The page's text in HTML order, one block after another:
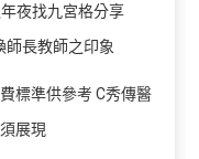
夜找九宮格分享
長教師之印象
標準供參考 C秀傳醫
展現